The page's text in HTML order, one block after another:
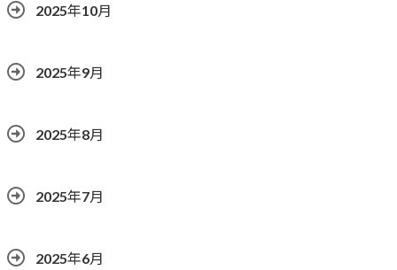
2025年10月
2025年9月
2025年8月
2025年7月
2025年6月